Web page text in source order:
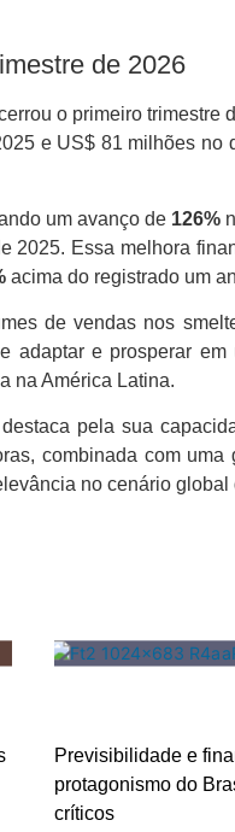
de 2026
o primeiro trimestre
e US$ 81 milhões
um avanço de 126%
2025. Essa melhora
acima do registrado um
de vendas nos
adaptar e prosperar
na América Latina.
pela sua
combinada com
no cenário global
Previsibilidade e
protagonismo do
críticos